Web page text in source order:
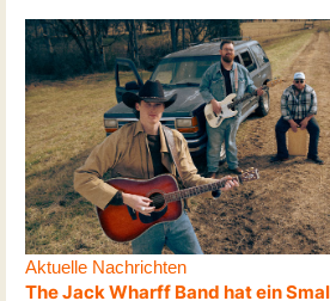
Aktuelle Nachrichten
The Jack Wharff Band hat ein